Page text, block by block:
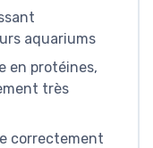
aquariums
en protéines,
très
correctement